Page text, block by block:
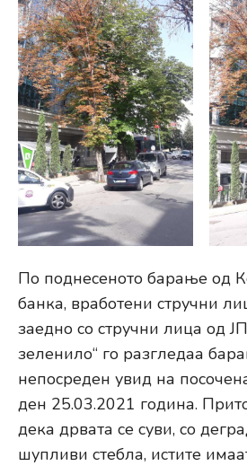
По поднесеното барање од
банка, вработени стручни
заедно со стручни лица од
зеленило“ го разгледаа
непосреден увид на
ден 25.03.2021 година.
дека дрвата се суви, со
шупливи стебла, истите